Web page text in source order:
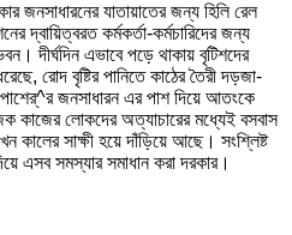
জনসাধারনের যাতায়াতের জন্য হিলি রেল
দ্বায়িত্বরত কর্মকর্তা-কর্মচারিদের জন্য
দীর্ঘদিন এভাবে পড়ে থাকায় বৃটিশদের
রোদ বৃষ্টির পানিতে কাঠের তৈরী দড়জা-
জনসাধারন এর পাশ দিয়ে আতংকে
কাজের লোকদের অত্যাচারের মধ্যেই বসবাস
সাক্ষী হয়ে দাঁড়িয়ে আছে। সংশ্লিষ্ট
এসব সমস্যার সমাধান করা দরকার।